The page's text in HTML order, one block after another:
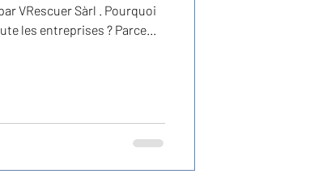
les entreprises ? Parce